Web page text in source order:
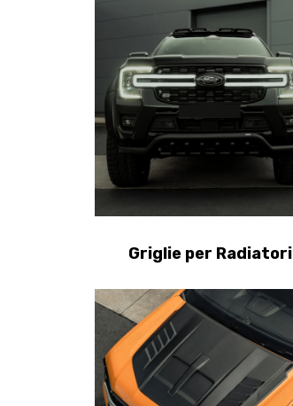
Griglie per Radiatori